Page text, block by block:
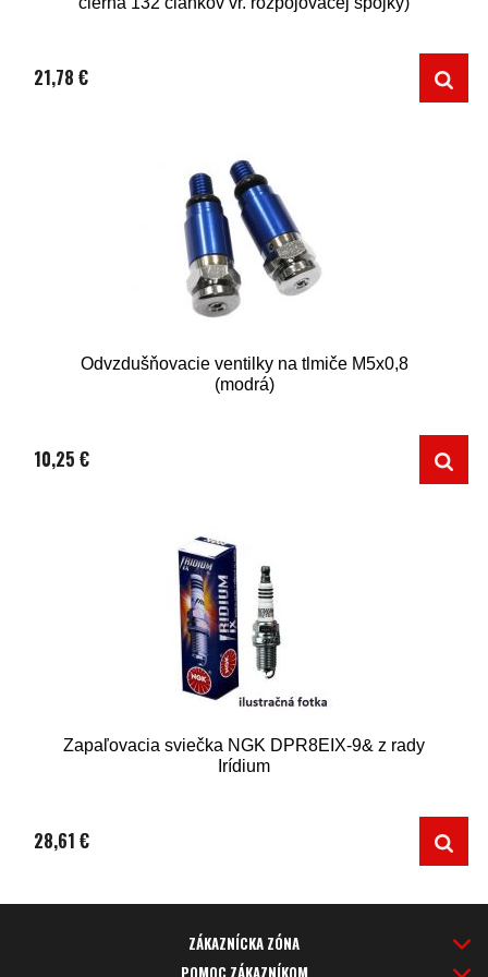
21,78 €
Odvzdušňovacie ventilky na tlmiče M5x0,8
(modrá)
10,25 €
Zapaľovacia sviečka NGK DPR8EIX-9& z rady
Irídium
28,61 €
ZÁKAZNÍCKA ZÓNA
POMOC ZÁKAZNÍKOM